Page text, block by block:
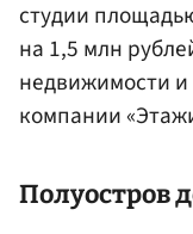
студии
на 1,5 млн
недвижимости
компании
Полуостров